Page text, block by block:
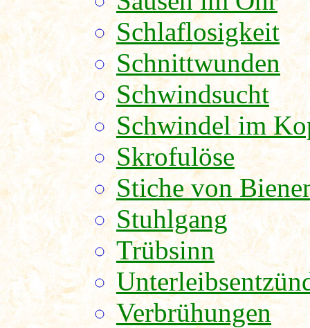
Schlaflosigkeit
Schnittwunden
Schwindsucht
Schwindel im
Skrofulöse
Stiche von
Stuhlgang
Trübsinn
Verbrühungen